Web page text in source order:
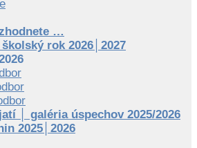
…
rok 2026│2027
│ galéria úspechov 2025/2026
2025│2026